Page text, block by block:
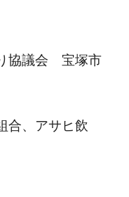
協議会 宝塚市
合、アサヒ飲